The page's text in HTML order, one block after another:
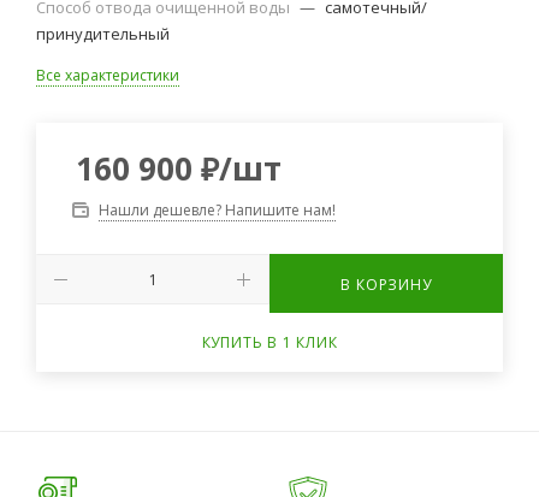
Способ отвода очищенной воды — самотечный/
принудительный
Все характеристики
160 900 ₽/шт
Нашли дешевле? Напишите нам!
В КОРЗИНУ
КУПИТЬ В 1 КЛИК